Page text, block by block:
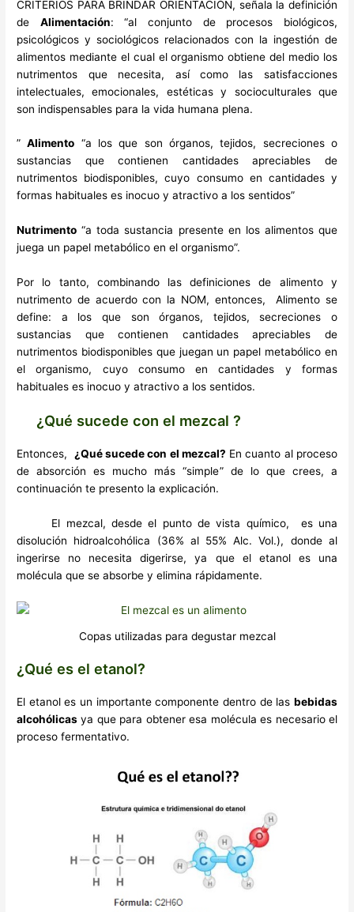
CRITERIOS PARA BRINDAR ORIENTACIÓN, señala la definición
de Alimentación: “al conjunto de procesos biológicos,
psicológicos y sociológicos relacionados con la ingestión de
alimentos mediante el cual el organismo obtiene del medio los
nutrimentos que necesita, así como las satisfacciones
intelectuales, emocionales, estéticas y socioculturales que
son indispensables para la vida humana plena.
”Alimento “a los que son órganos, tejidos, secreciones o
sustancias que contienen cantidades apreciables de
nutrimentos biodisponibles, cuyo consumo en cantidades y
formas habituales es inocuo y atractivo a los sentidos”
Nutrimento “a toda sustancia presente en los alimentos que
juega un papel metabólico en el organismo”.
Por lo tanto, combinando las definiciones de alimento y
nutrimento de acuerdo con la NOM, entonces, Alimento se
define: a los que son órganos, tejidos, secreciones o
sustancias que contienen cantidades apreciables de
nutrimentos biodisponibles que juegan un papel metabólico en
el organismo, cuyo consumo en cantidades y formas
habituales es inocuo y atractivo a los sentidos.
¿Qué sucede con el mezcal ?
Entonces, ¿Qué sucede con el mezcal? En cuanto al proceso
de absorción es mucho más “simple” de lo que crees, a
continuación te presento la explicación.
El mezcal, desde el punto de vista químico, es una
disolución hidroalcohólica (36% al 55% Alc. Vol.), donde al
ingerirse no necesita digerirse, ya que el etanol es una
molécula que se absorbe y elimina rápidamente.
Copas utilizadas para degustar mezcal
¿Qué es el etanol?
El etanol es un importante componente dentro de las bebidas
alcohólicas ya que para obtener esa molécula es necesario el
proceso fermentativo.